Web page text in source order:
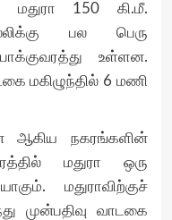
மதுரா 150 கி.மீ.
பல பெரு
உள்ளன.
மகிழுந்தில் 6 மணி
ஆகிய நகரங்களின்
மதுரா ஒரு
மதுராவிற்குச்
முன்பதிவு வாடகை